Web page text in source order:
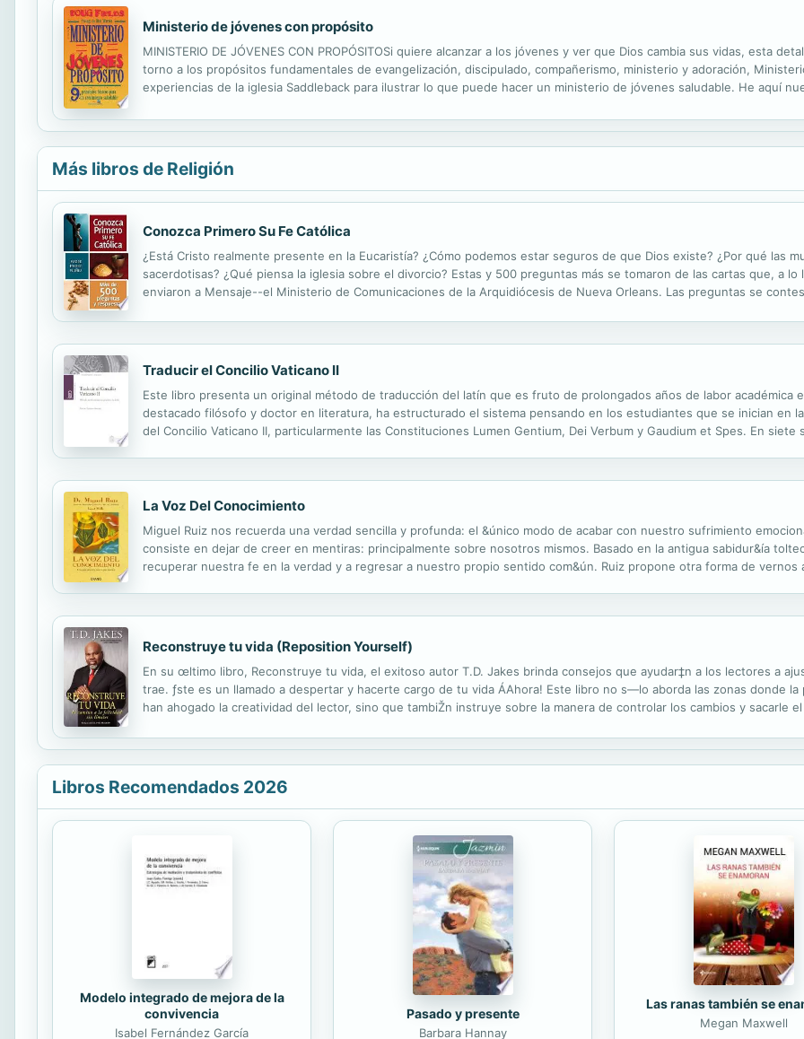
Ministerio de jóvenes con propósito
MINISTERIO DE JÓVENES CON PROPÓSITOSi quiere alcanzar a los jóvenes y ver que Dios cambia sus vidas, esta
torno a los propósitos fundamentales de evangelización, discipulado, compañerismo, ministerio y adoración,
experiencias de la iglesia Saddleback para ilustrar lo que puede hacer un ministerio de jóvenes saludable. He aquí
Más libros de Religión
Conozca Primero Su Fe Católica
¿Está Cristo realmente presente en la Eucaristía? ¿Cómo podemos estar seguros de que Dios existe? ¿Por qué las
sacerdotisas? ¿Qué piensa la iglesia sobre el divorcio? Estas y 500 preguntas más se tomaron de las cartas que, a
enviaron a Mensaje--el Ministerio de Comunicaciones de la Arquidiócesis de Nueva Orleans. Las preguntas se
Traducir el Concilio Vaticano II
Este libro presenta un original método de traducción del latín que es fruto de prolongados años de labor académica
destacado filósofo y doctor en literatura, ha estructurado el sistema pensando en los estudiantes que se inician en
del Concilio Vaticano II, particularmente las Constituciones Lumen Gentium, Dei Verbum y Gaudium et Spes. En
La Voz Del Conocimiento
Miguel Ruiz nos recuerda una verdad sencilla y profunda: el &único modo de acabar con nuestro sufrimiento
consiste en dejar de creer en mentiras: principalmente sobre nosotros mismos. Basado en la antigua sabidur&ía
recuperar nuestra fe en la verdad y a regresar a nuestro propio sentido com&ún. Ruiz propone otra forma de vernos
Reconstruye tu vida (Reposition Yourself)
En su œltimo libro, Reconstruye tu vida, el exitoso autor T.D. Jakes brinda consejos que ayudar‡n a los lectores a
trae. ƒste es un llamado a despertar y hacerte cargo de tu vida ÁAhora! Este libro no s—lo aborda las zonas donde
han ahogado la creatividad del lector, sino que tambiŽn instruye sobre la manera de controlar los cambios y sacarle
Libros Recomendados 2026
Modelo integrado de mejora de la
convivencia
Isabel Fernández García
Pasado y presente
Barbara Hannay
Las ranas también se
Megan Maxwell